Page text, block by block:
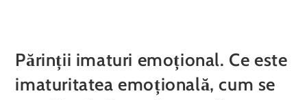
Părinții imaturi emoțional. Ce este
imaturitatea emoțională, cum se